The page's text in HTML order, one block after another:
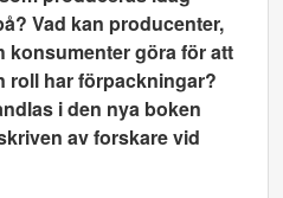
Vad kan producenter,
konsumenter göra för att
roll har förpackningar?
i den nya boken
av forskare vid